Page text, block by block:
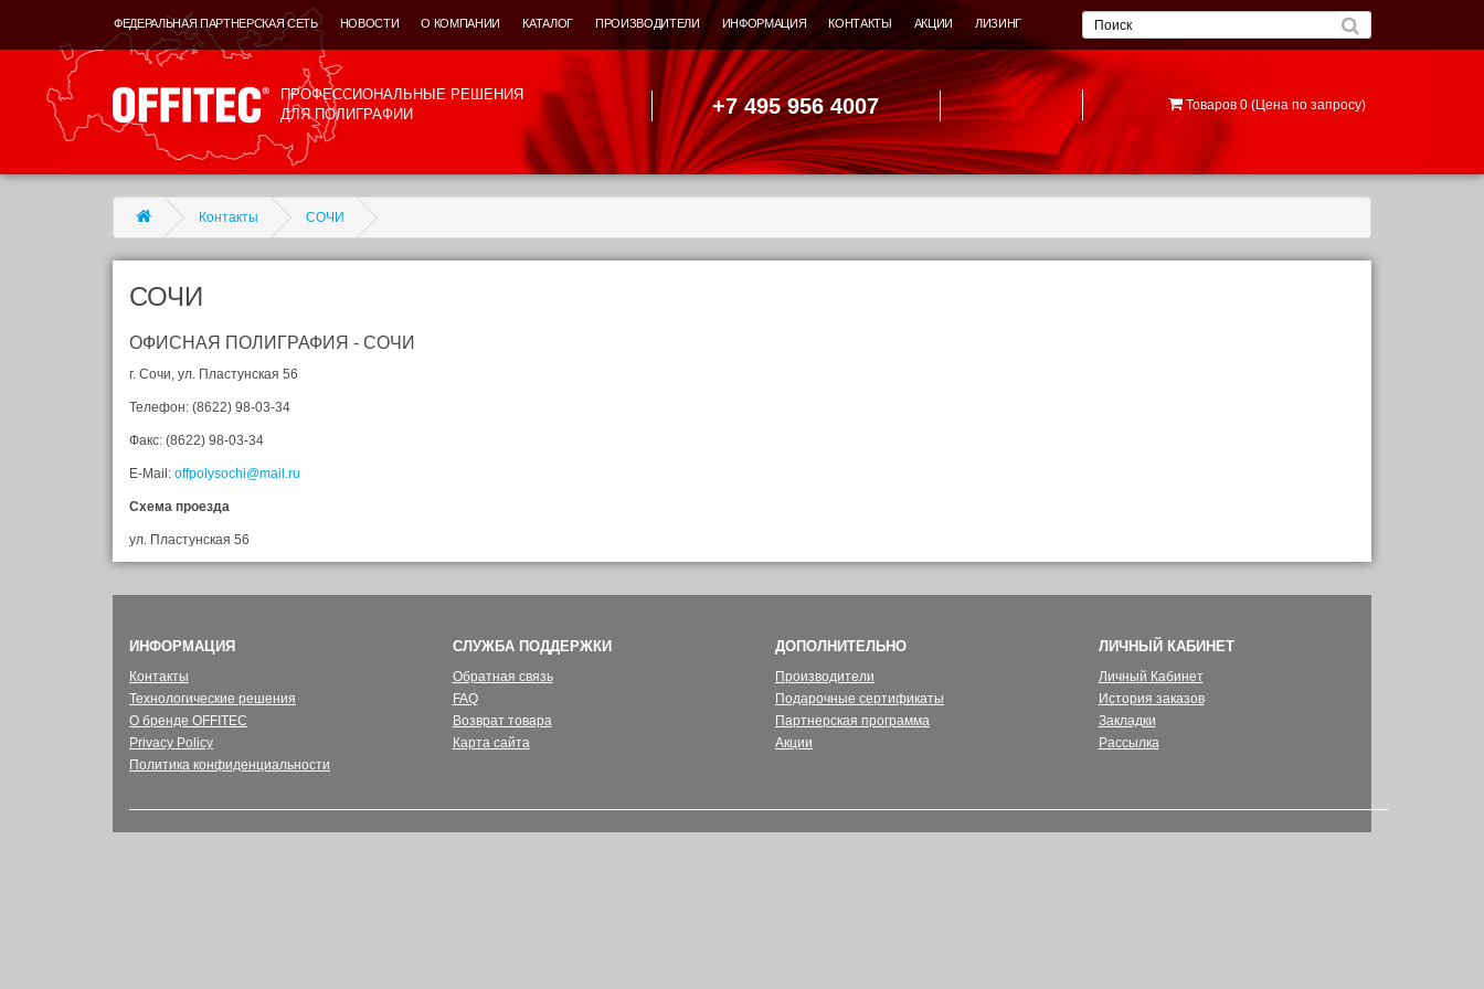
ФЕДЕРАЛЬНАЯ ПАРТНЕРСКАЯ СЕТЬ НОВОСТИ О КОМПАНИИ КАТАЛОГ ПРОИЗВОДИТЕЛИ ИНФОРМАЦИЯ КОНТАКТЫ АКЦИИ ЛИЗИНГ
ПРОФЕССИОНАЛЬНЫЕ РЕШЕНИЯ
ДЛЯ ПОЛИГРАФИИ
+7 495 956 4007 Товаров 0 (Цена по запросу)
Контакты СОЧИ
СОЧИ
ОФИСНАЯ ПОЛИГРАФИЯ - СОЧИ
г. Сочи, ул. Пластунская 56
Телефон: (8622) 98-03-34
Факс: (8622) 98-03-34
E-Mail: offpolysochi@mail.ru
Схема проезда
ул. Пластунская 56
ИНФОРМАЦИЯ
Контакты
Технологические решения
О бренде OFFITEC
Privacy Policy
Политика конфиденциальности
СЛУЖБА ПОДДЕРЖКИ
Обратная связь
FAQ
Возврат товара
Карта сайта
ДОПОЛНИТЕЛЬНО
Производители
Подарочные сертификаты
Партнерская программа
Акции
ЛИЧНЫЙ КАБИНЕТ
Личный Кабинет
История заказов
Закладки
Рассылка